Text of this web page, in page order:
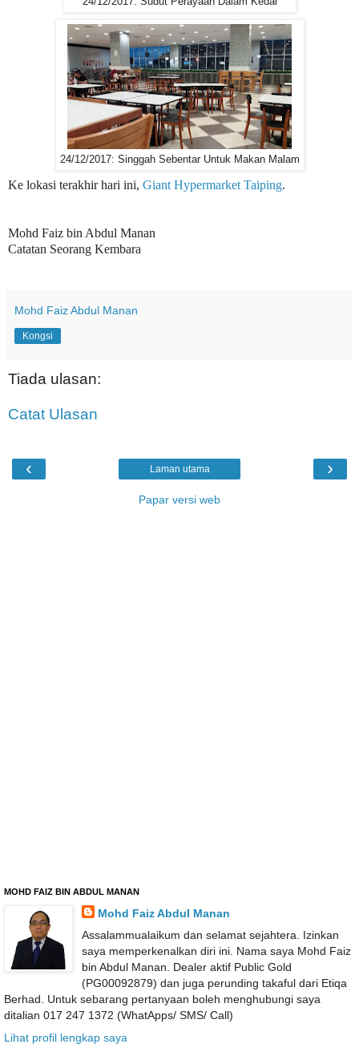
24/12/2017: Singgah Sebentar Untuk Makan Malam
Ke lokasi terakhir hari ini, Giant Hypermarket Taiping.
Mohd Faiz bin Abdul Manan
Catatan Seorang Kembara
Mohd Faiz Abdul Manan
Kongsi
Tiada ulasan:
Catat Ulasan
‹ ›
Laman utama
Papar versi web
MOHD FAIZ BIN ABDUL MANAN
Mohd Faiz Abdul Manan
Assalammualaikum dan selamat sejahtera. Izinkan
saya memperkenalkan diri ini. Nama saya Mohd Faiz
bin Abdul Manan. Dealer aktif Public Gold
(PG00092879) dan juga perunding takaful dari Etiqa
Berhad. Untuk sebarang pertanyaan boleh menghubungi saya
ditalian 017 247 1372 (WhatApps/ SMS/ Call)
Lihat profil lengkap saya